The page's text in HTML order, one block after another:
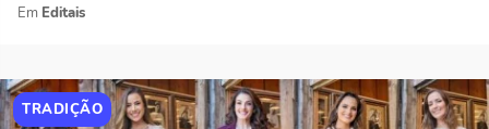
Editais
TRADIÇÃO